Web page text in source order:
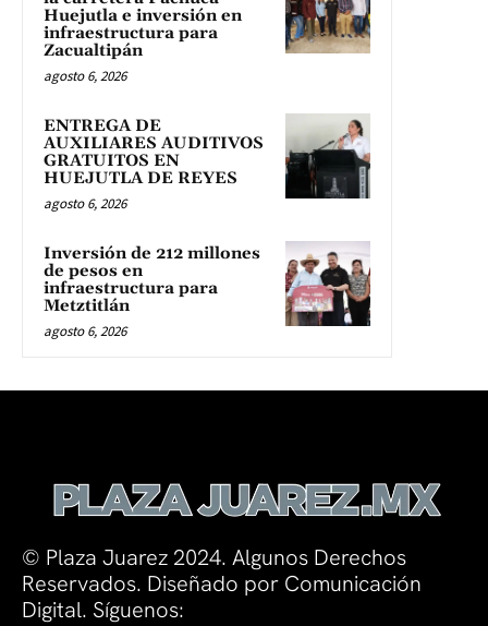
Huejutla e inversión en
infraestructura para
Zacualtipán
agosto 6, 2026
ENTREGA DE
AUXILIARES AUDITIVOS
GRATUITOS EN
HUEJUTLA DE REYES
agosto 6, 2026
Inversión de 212 millones
de pesos en
infraestructura para
Metztitlán
agosto 6, 2026
© Plaza Juarez 2024. Algunos Derechos
Reservados. Diseñado por Comunicación
Digital. Síguenos: